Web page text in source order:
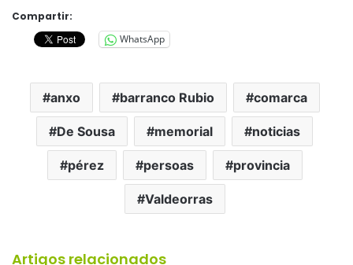
Compartir:
WhatsApp
anxo barranco Rubio comarca
De Sousa memorial noticias
pérez persoas provincia
Valdeorras
Artigos relacionados